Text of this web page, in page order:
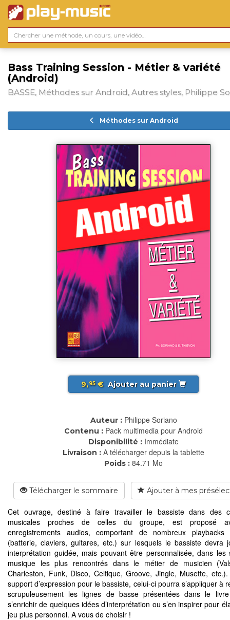
Bass Training Session - Métier & variété
(Android)
BASSE, Méthodes sur Android, Autres styles, Philippe
Méthodes sur Android
9,95€ Ajouter au panier
Auteur : Philippe Soriano
Contenu : Pack multimedia pour Android
Disponibilité : Immédiate
Livraison : A télécharger depuis la tablette
Poids : 84.71 Mo
Télécharger le sommaire Ajouter à mes
Cet ouvrage, destiné à faire travailler le bassiste dans des
musicales proches de celles du groupe, est proposé
enregistrements audios, comportant de nombreux playbacks
(batterie, claviers, guitares, etc.) sur lesquels le bassiste devra
interprétation guidée, mais pouvant être personnalisée, dans les
musique les plus rencontrés dans le métier de musicien
Charleston, Funk, Disco, Celtique, Groove, Jingle, Musette, etc.).
support d’expression pour le bassiste, celui-ci pourra s’appliquer à
scrupuleusement les lignes de basse présentées dans le
s’enrichir de quelques idées d’interprétation ou s’en inspirer pour
jeu plus personnel. A vous de choisir !